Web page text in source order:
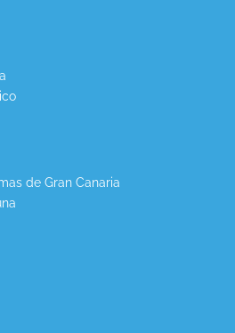
de Gran Canaria